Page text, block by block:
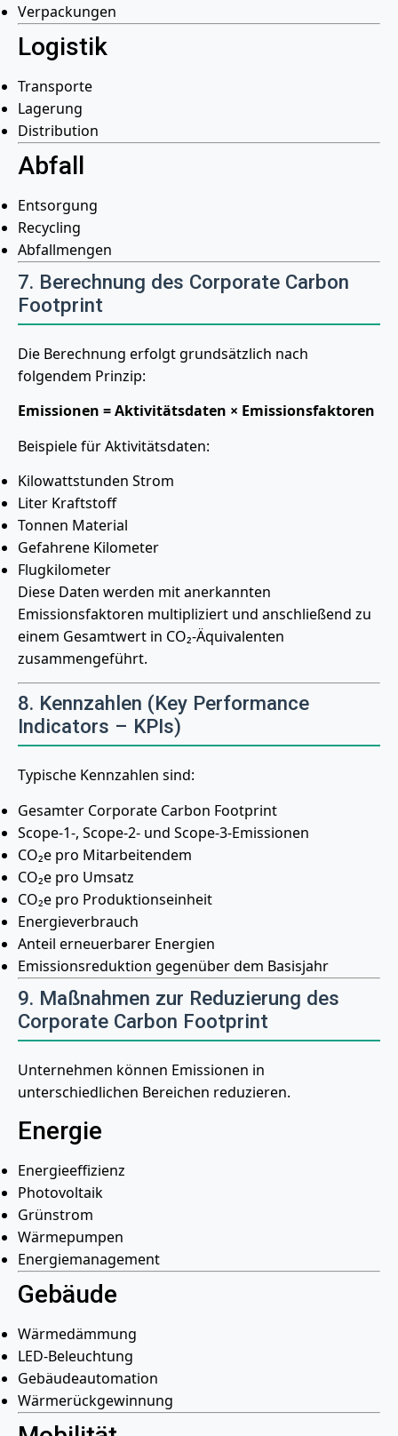
Verpackungen
Logistik
Transporte
Lagerung
Distribution
Abfall
Entsorgung
Recycling
Abfallmengen
7. Berechnung des Corporate Carbon
Footprint
Die Berechnung erfolgt grundsätzlich nach
folgendem Prinzip:
Emissionen = Aktivitätsdaten × Emissionsfaktoren
Beispiele für Aktivitätsdaten:
Kilowattstunden Strom
Liter Kraftstoff
Tonnen Material
Gefahrene Kilometer
Flugkilometer
Diese Daten werden mit anerkannten
Emissionsfaktoren multipliziert und anschließend zu
einem Gesamtwert in CO₂-Äquivalenten
zusammengeführt.
8. Kennzahlen (Key Performance
Indicators – KPIs)
Typische Kennzahlen sind:
Gesamter Corporate Carbon Footprint
Scope-1-, Scope-2- und Scope-3-Emissionen
CO₂e pro Mitarbeitendem
CO₂e pro Umsatz
CO₂e pro Produktionseinheit
Energieverbrauch
Anteil erneuerbarer Energien
Emissionsreduktion gegenüber dem Basisjahr
9. Maßnahmen zur Reduzierung des
Corporate Carbon Footprint
Unternehmen können Emissionen in
unterschiedlichen Bereichen reduzieren.
Energie
Energieeffizienz
Photovoltaik
Grünstrom
Wärmepumpen
Energiemanagement
Gebäude
Wärmedämmung
LED-Beleuchtung
Gebäudeautomation
Wärmerückgewinnung